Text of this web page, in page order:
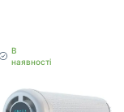
В
наявності